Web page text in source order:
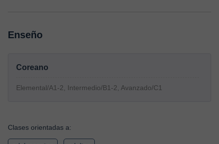
Enseño
Coreano
Elemental/A1-2, Intermedio/B1-2, Avanzado/C1
Clases orientadas a: